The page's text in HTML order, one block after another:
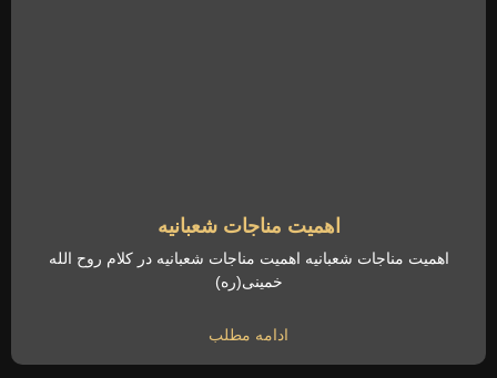
اهمیت مناجات شعبانیه
اهمیت مناجات شعبانیه اهمیت مناجات شعبانیه در کلام روح الله
خمینی(ره)
ادامه مطلب